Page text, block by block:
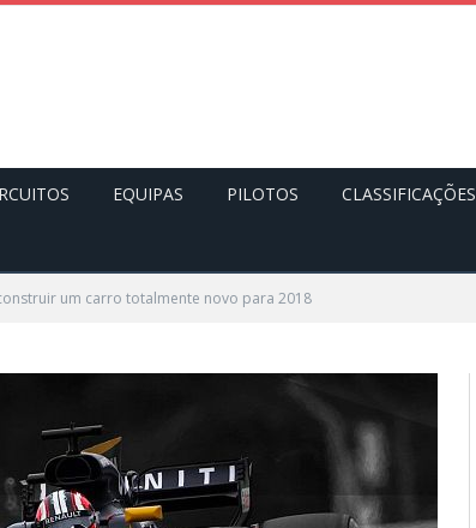
EQUIPAS PILOTOS CLASSIFICAÇÕES
um carro totalmente novo para 2018